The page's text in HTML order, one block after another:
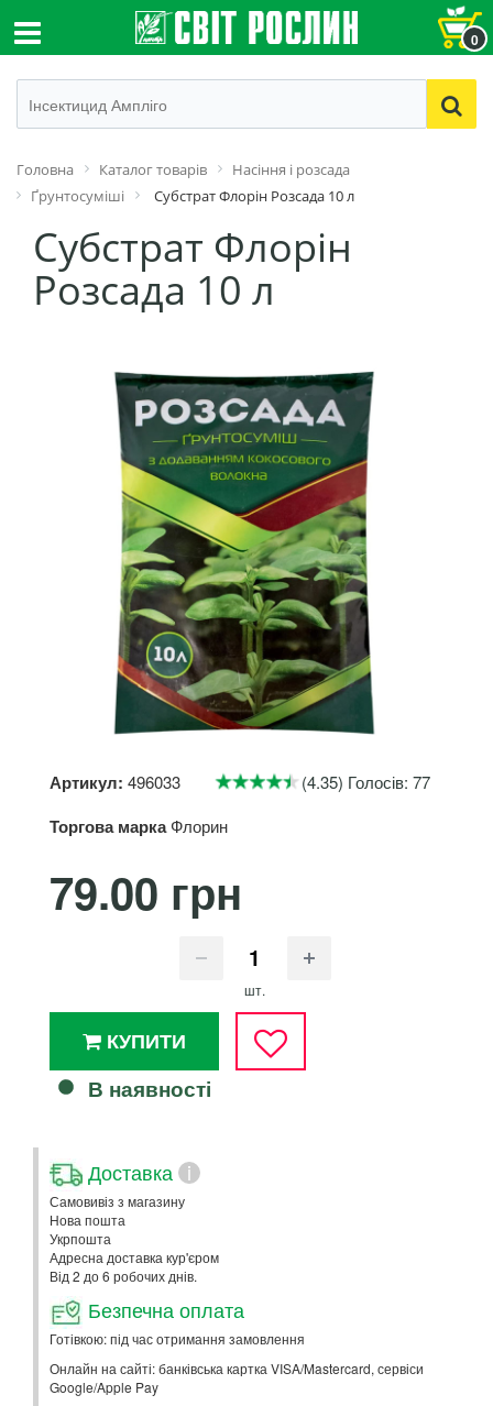
0
Головна Каталог товарів
Насіння і розсада
Ґрунтосуміші
Субстрат Флорін Розсада 10 л
Субстрат Флорін
Розсада 10 л
Артикул: 496033 (4.35) Голосів: 77
Торгова марка Флорин
79.00 грн
шт.
КУПИТИ
В наявності
Доставка i
Самовивіз з магазину
Нова пошта
Укрпошта
Адресна доставка кур'єром
Від 2 до 6 робочих днів.
Безпечна оплата
Готівкою: під час отримання замовлення
Онлайн на сайті: банківська картка VISA/Mastercard, сервіси
Google/Apple Pay